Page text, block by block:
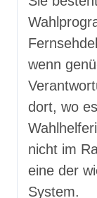
wenn
dort, wo
nicht im
eine der
System.